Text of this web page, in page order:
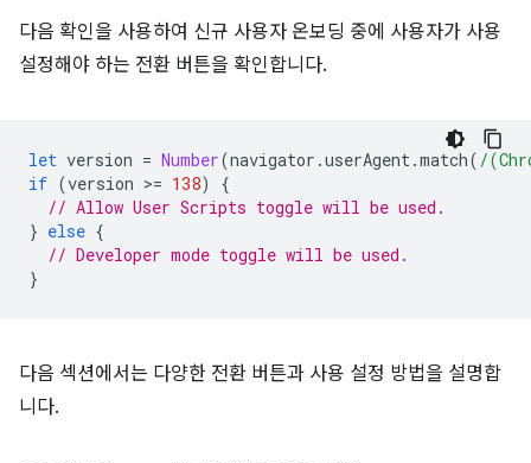
다음 확인을 사용하여 신규 사용자 온보딩 중에 사용자가 사용
설정해야 하는 전환 버튼을 확인합니다.
let version = Number(navigator .userAgent.match( /
if (version >= 138)
{
// Allow User Scripts toggle will be used.
} else {
// Developer mode toggle will be used.
}
다음 섹션에서는 다양한 전환 버튼과 사용 설정 방법을 설명합
니다.